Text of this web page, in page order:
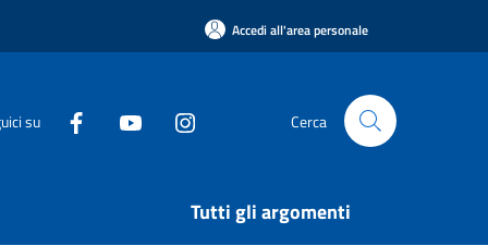
Accedi all'area personale
su Cerca
Tutti gli argomenti